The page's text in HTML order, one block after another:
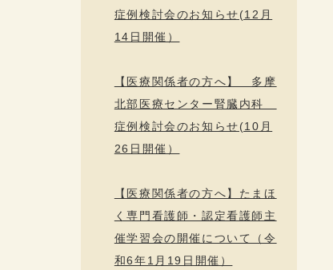
症例検討会のお知らせ(12月
14日開催）
【医療関係者の方へ】 多摩
北部医療センター腎臓内科
症例検討会のお知らせ(10月
26日開催）
【医療関係者の方へ】たまほ
く専門看護師・認定看護師主
催学習会の開催について（令
和6年1月19日開催）